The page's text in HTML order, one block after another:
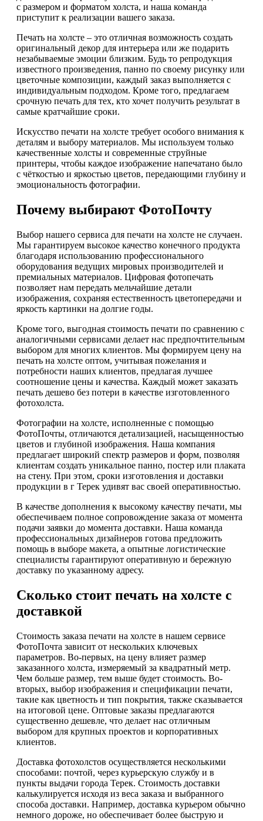
с размером и форматом холста, и наша команда
приступит к реализации вашего заказа.
Печать на холсте – это отличная возможность создать
оригинальный декор для интерьера или же подарить
незабываемые эмоции близким. Будь то репродукция
известного произведения, панно по своему рисунку или
цветочные композиции, каждый заказ выполняется с
индивидуальным подходом. Кроме того, предлагаем
срочную печать для тех, кто хочет получить результат в
самые кратчайшие сроки.
Искусство печати на холсте требует особого внимания к
деталям и выбору материалов. Мы используем только
качественные холсты и современные струйные
принтеры, чтобы каждое изображение напечатано было
с чёткостью и яркостью цветов, передающими глубину и
эмоциональность фотографии.
Почему выбирают ФотоПочту
Выбор нашего сервиса для печати на холсте не случаен.
Мы гарантируем высокое качество конечного продукта
благодаря использованию профессионального
оборудования ведущих мировых производителей и
премиальных материалов. Цифровая фотопечать
позволяет нам передать мельчайшие детали
изображения, сохраняя естественность цветопередачи и
яркость картинки на долгие годы.
Кроме того, выгодная стоимость печати по сравнению с
аналогичными сервисами делает нас предпочтительным
выбором для многих клиентов. Мы формируем цену на
печать на холсте оптом, учитывая пожелания и
потребности наших клиентов, предлагая лучшее
соотношение цены и качества. Каждый может заказать
печать дешево без потери в качестве изготовленного
фотохолста.
Фотографии на холсте, исполненные с помощью
ФотоПочты, отличаются детализацией, насыщенностью
цветов и глубиной изображения. Наша компания
предлагает широкий спектр размеров и форм, позволяя
клиентам создать уникальное панно, постер или плаката
на стену. При этом, сроки изготовления и доставки
продукции в г Терек удивят вас своей оперативностью.
В качестве дополнения к высокому качеству печати, мы
обеспечиваем полное сопровождение заказа от момента
подачи заявки до момента доставки. Наша команда
профессиональных дизайнеров готова предложить
помощь в выборе макета, а опытные логистические
специалисты гарантируют оперативную и бережную
доставку по указанному адресу.
Сколько стоит печать на холсте с
доставкой
Стоимость заказа печати на холсте в нашем сервисе
ФотоПочта зависит от нескольких ключевых
параметров. Во-первых, на цену влияет размер
заказанного холста, измеряемый за квадратный метр.
Чем больше размер, тем выше будет стоимость. Во-
вторых, выбор изображения и спецификации печати,
такие как цветность и тип покрытия, также сказывается
на итоговой цене. Оптовые заказы предлагаются
существенно дешевле, что делает нас отличным
выбором для крупных проектов и корпоративных
клиентов.
Доставка фотохолстов осуществляется несколькими
способами: почтой, через курьерскую службу и в
пункты выдачи города Терек. Стоимость доставки
калькулируется исходя из веса заказа и выбранного
способа доставки. Например, доставка курьером обычно
немного дороже, но обеспечивает более быструю и